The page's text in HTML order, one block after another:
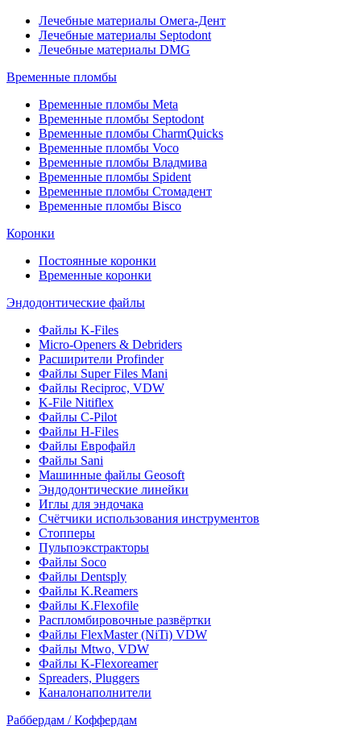
Лечебные материалы Омега-Дент
Лечебные материалы Septodont
Лечебные материалы DMG
Временные пломбы
Временные пломбы Meta
Временные пломбы Septodont
Временные пломбы CharmQuicks
Временные пломбы Voco
Временные пломбы Владмива
Временные пломбы Spident
Временные пломбы Стомадент
Временные пломбы Bisco
Коронки
Постоянные коронки
Временные коронки
Эндодонтические файлы
Файлы K-Files
Micro-Openers & Debriders
Расширители Profinder
Файлы Super Files Mani
Файлы Reciproc, VDW
K-File Nitiflex
Файлы C-Pilot
Файлы H-Files
Файлы Еврофайл
Файлы Sani
Машинные файлы Geosoft
Эндодонтические линейки
Иглы для эндочака
Счётчики использования инструментов
Стопперы
Пульпоэкстракторы
Файлы Soco
Файлы Dentsply
Файлы K.Reamers
Файлы K.Flexofile
Распломбировочные развёртки
Файлы FlexMaster (NiTi) VDW
Файлы Mtwo, VDW
Файлы K-Flexoreamer
Spreaders, Pluggers
Каналонаполнители
Раббердам / Коффердам